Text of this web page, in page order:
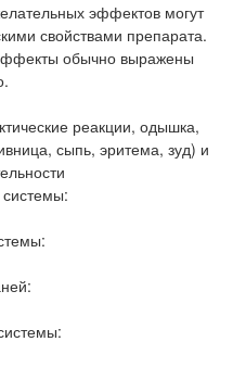
эффектов могут
свойствами препарата.
обычно выражены
реакции, одышка,
сыпь, эритема, зуд) и